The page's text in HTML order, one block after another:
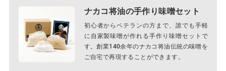
ナカコ将油の手作り味噌セット
初心者からベテランの方まで、誰でも手軽
に自家製味噌が作れる手作り味噌セットで
す。創業140余年のナカコ将油伝統の味噌を
ご自宅で再現することができます。